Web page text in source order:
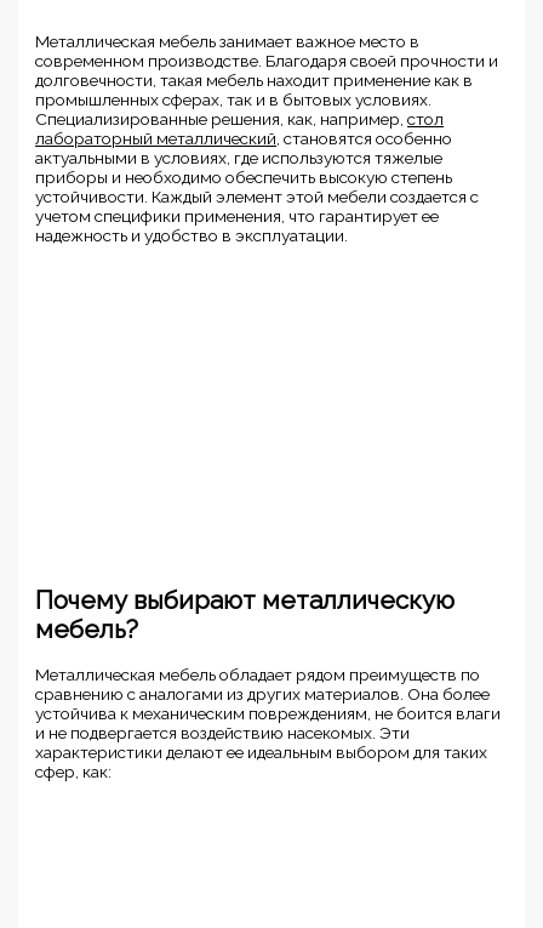
Металлическая мебель занимает важное место в
современном производстве. Благодаря своей прочности и
долговечности, такая мебель находит применение как в
промышленных сферах, так и в бытовых условиях.
Специализированные решения, как, например,стол
лабораторный металлический, становятся особенно
актуальными в условиях, где используются тяжелые
приборы и необходимо обеспечить высокую степень
устойчивости. Каждый элемент этой мебели создается с
учетом специфики применения, что гарантирует ее
надежность и удобство в эксплуатации.
Почему выбирают металлическую
мебель?
Металлическая мебель обладает рядом преимуществ по
сравнению с аналогами из других материалов. Она более
устойчива к механическим повреждениям, не боится влаги
и не подвергается воздействию насекомых. Эти
характеристики делают ее идеальным выбором для таких
сфер, как: